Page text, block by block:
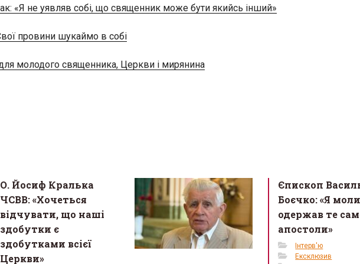
«Я не уявляв собі, що священник може бути якийсь інший»
провини шукаймо в собі
молодого священника, Церкви і мирянина
О. Йосиф Кралька
ЧСВВ: «Хочеться
відчувати, що наші
здобутки є
здобутками всієї
Церкви»
Єпископ
Боєчко: «Я
одержав те
апостоли»
Інтерв'ю
Ексклюзив